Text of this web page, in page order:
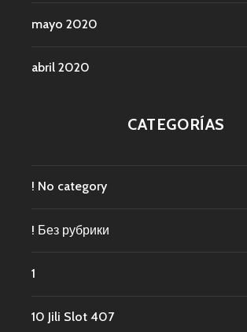
mayo 2020
abril 2020
CATEGORÍAS
! No category
! Без рубрики
1
10 Jili Slot 407